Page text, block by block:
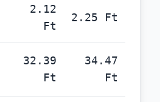
2.12
Ft
2.25 Ft
32.39
Ft
34.47
Ft